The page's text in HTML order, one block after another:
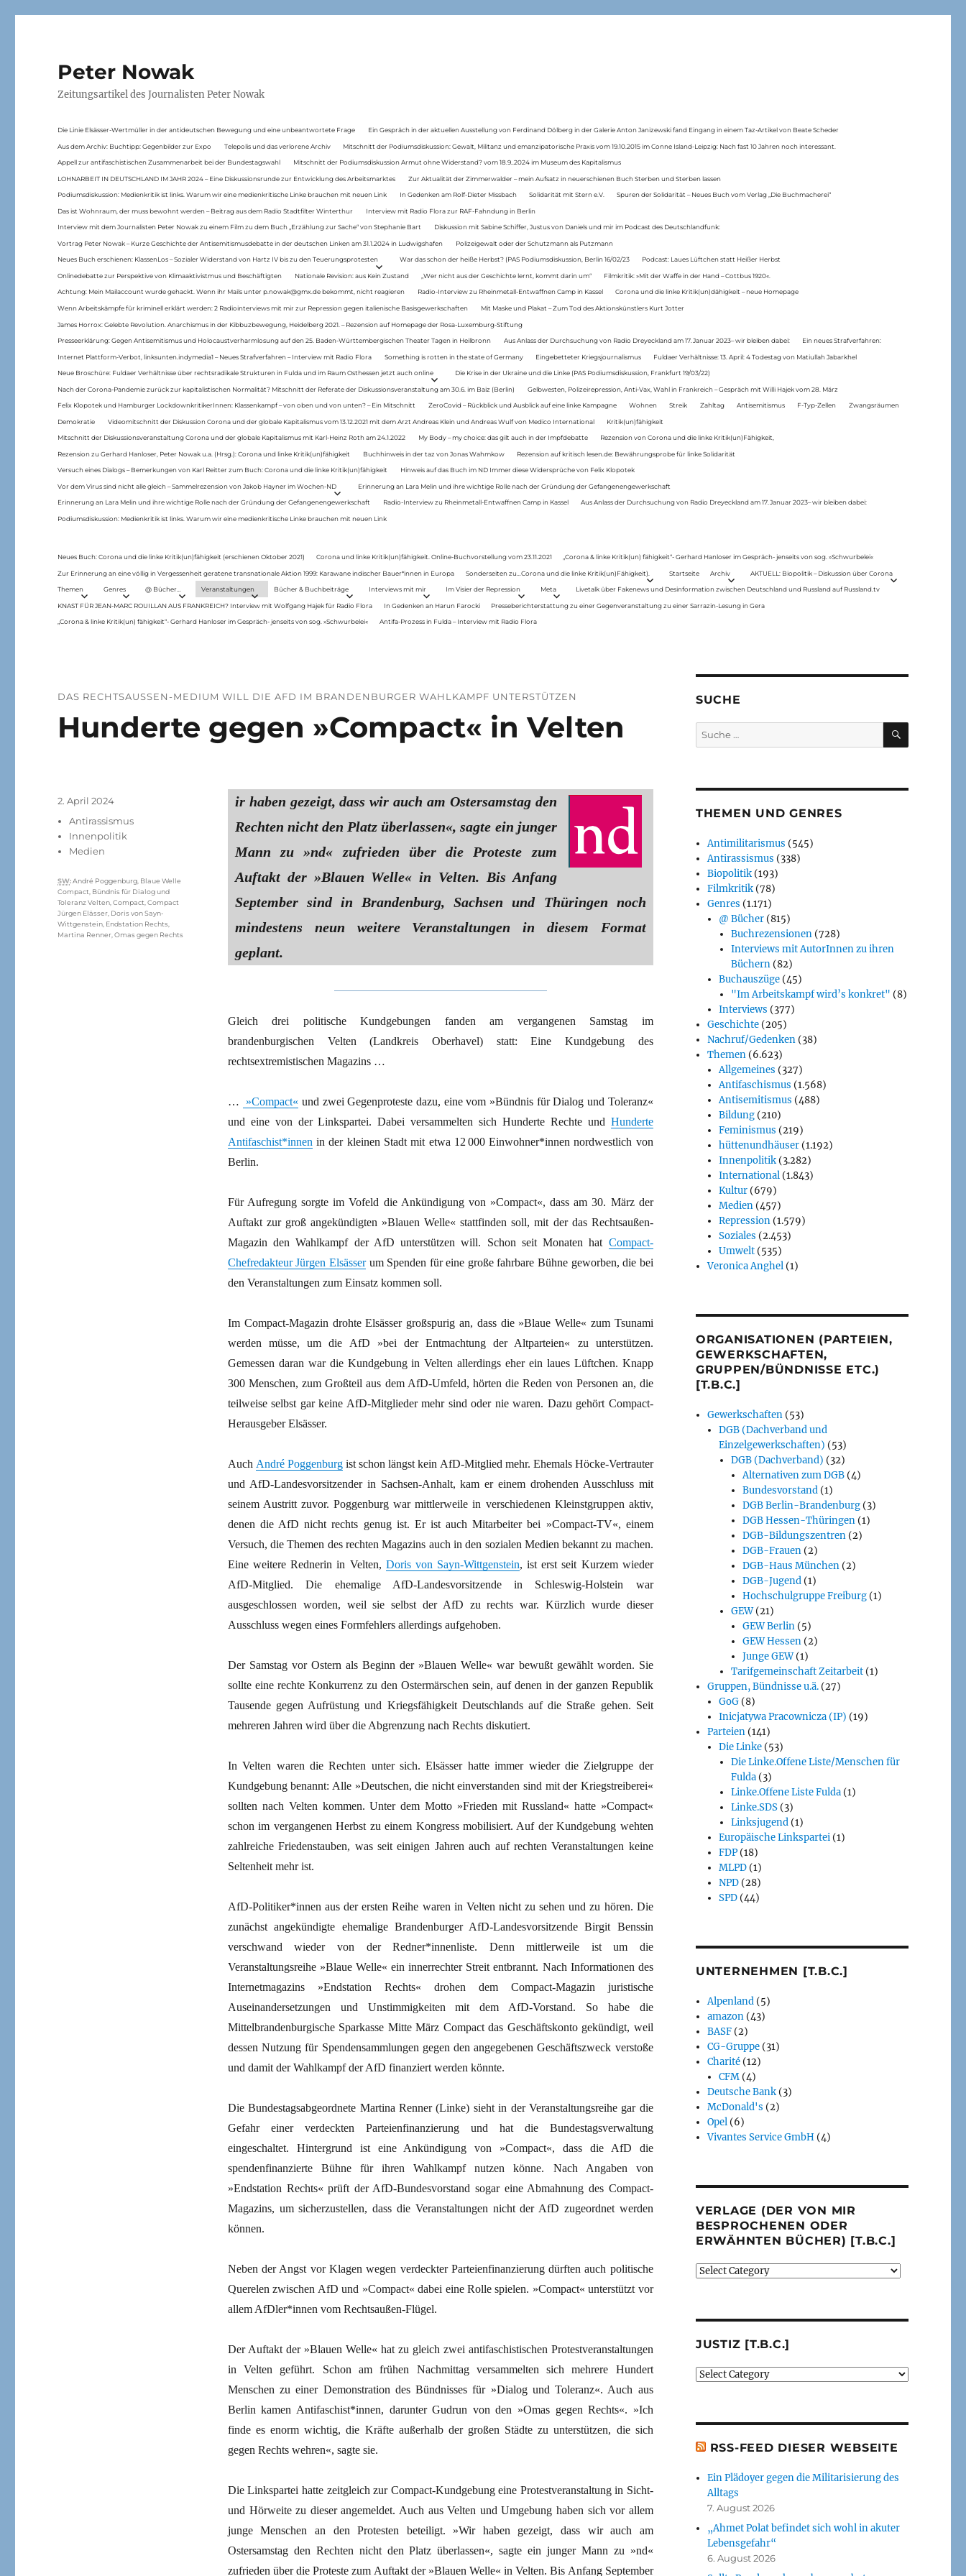
Peter Nowak
Zeitungsartikel des Journalisten Peter Nowak
Die Linie Elsässer-Wertmüller in der antideutschen Bewegung und eine unbeantwortete Frage Ein Gespräch in der aktuellen Ausstellung von Ferdinand Dölberg in der Galerie Anton Janizewski fand Eingang in einem Taz-Artikel von Beate Scheder
Aus dem Archiv: Buchtipp: Gegenbilder zur Expo Telepolis und das verlorene Archiv Mitschnitt der Podiumsdiskussion: Gewalt, Militanz und emanzipatorische Praxis vom 19.10.2015 im Conne Island-Leipzig: Nach fast 10 Jahren noch interessant.
Appell zur antifaschistischen Zusammenarbeit bei der Bundestagswahl Mitschnitt der Podiumsdiskussion Armut ohne Widerstand? vom 18.9..2024 im Museum des Kapitalismus
LOHNARBEIT IN DEUTSCHLAND IM JAHR 2024 – Eine Diskussionsrunde zur Entwicklung des Arbeitsmarktes Zur Aktualität der Zimmerwalder – mein Aufsatz in neuerschienen Buch Sterben und Sterben lassen
Podiumsdiskussion: Medienkritik ist links. Warum wir eine medienkritische Linke brauchen mit neuen Link In Gedenken am Rolf-Dieter Missbach Solidarität mit Stern e.V. Spuren der Solidarität – Neues Buch vom Verlag „Die Buchmacherei“
Das ist Wohnraum, der muss bewohnt werden – Beitrag aus dem Radio Stadtfilter Winterthur Interview mit Radio Flora zur RAF-Fahndung in Berlin
Interview mit dem Journalisten Peter Nowak zu einem Film zu dem Buch „Erzählung zur Sache“ von Stephanie Bart Diskussion mit Sabine Schiffer, Justus von Daniels und mir im Podcast des Deutschlandfunk:
Vortrag Peter Nowak – Kurze Geschichte der Antisemitismusdebatte in der deutschen Linken am 31.1.2024 in Ludwigshafen Polizeigewalt oder der Schutzmann als Putzmann
Neues Buch erschienen: KlassenLos – Sozialer Widerstand von Hartz IV bis zu den Teuerungsprotesten War das schon der heiße Herbst? (PAS Podiumsdiskussion, Berlin 16/02/23 Podcast: Laues Lüftchen statt Heißer Herbst
Onlinedebatte zur Perspektive von Klimaaktivistmus und Beschäftigten Nationale Revision: aus Kein Zustand „Wer nicht aus der Geschichte lernt, kommt darin um“ Filmkritik: »Mit der Waffe in der Hand – Cottbus 1920«.
Achtung: Mein Mailaccount wurde gehackt. Wenn ihr Mails unter p.nowak@gmx.de bekommt, nicht reagieren Radio-Interview zu Rheinmetall-Entwaffnen Camp in Kassel Corona und die linke Kritik(un)dähigkeit – neue Homepage
Wenn Arbeitskämpfe für kriminell erklärt werden: 2 Radiointerviews mit mir zur Repression gegen italienische Basisgewerkschaften Mit Maske und Plakat – Zum Tod des Aktionskünstlers Kurt Jotter
James Horrox: Gelebte Revolution. Anarchismus in der Kibbuzbewegung, Heidelberg 2021. – Rezension auf Homepage der Rosa-Luxemburg-Stiftung
Presseerklärung: Gegen Antisemitismus und Holocaustverharmlosung auf den 25. Baden-Württembergischen Theater Tagen in Heilbronn Aus Anlass der Durchsuchung von Radio Dreyeckland am 17.Januar 2023– wir bleiben dabei: Ein neues Strafverfahren:
Internet Plattform-Verbot, linksunten.indymedia1 – Neues Strafverfahren – Interview mit Radio Flora Something is rotten in the state of Germany Eingebetteter Kriegsjournalismus Fuldaer Verhältnisse: 13. April: 4 Todestag von Matiul­lah Jabarkhel
Neue Broschüre: Fuldaer Verhältnisse über rechtsradikale Strukturen in Fulda und im Raum Osthessen jetzt auch online Die Krise in der Ukraine und die Linke (PAS Podiumsdiskussion, Frankfurt 19/03/22)
Nach der Corona-Pandemie zurück zur kapitalistischen Normalität? Mitschnitt der Referate der Diskussionsveranstaltung am 30.6. im Baiz (Berlin) Gelbwesten, Polizeirepression, Anti-Vax, Wahl in Frankreich – Gespräch mit Willi Hajek vom 28. März
Felix Klopotek und Hamburger LockdownkritikerInnen: Klassenkampf – von oben und von unten? – Ein Mitschnitt ZeroCovid – Rückblick und Ausblick auf eine linke Kampagne Wohnen Streik Zahltag Antisemitismus F-Typ-Zellen Zwangsräumen
Demokratie Videomitschnitt der Diskussion Corona und der globale Kapitalismus vom 13.12.2021 mit dem Arzt Andreas Klein und Andreas Wulf von Medico International Kritik(un)fähigkeit
Mitschnitt der Diskussionsveranstaltung Corona und der globale Kapitalismus mit Karl-Heinz Roth am 24.1.2022 My Body – my choice: das gilt auch in der Impfdebatte Rezension von Corona und die linke Kritik(un)Fähigkeit,
Rezension zu Gerhard Hanloser, Peter Nowak u.a. (Hrsg.): Corona und linke Kritik(un)fähigkeit Buchhinweis in der taz von Jonas Wahmkow Rezension auf kritisch lesen.de: Bewährungsprobe für linke Solidarität
Versuch eines Dialogs – Bemerkungen von Karl Reitter zum Buch: Corona und die linke Kritik(un)fähigkeit Hinweis auf das Buch im ND Immer diese Widersprüche von Felix Klopotek
Vor dem Virus sind nicht alle gleich – Sammelrezension von Jakob Hayner im Wochen-ND Erinnerung an Lara Melin und ihre wichtige Rolle nach der Gründung der Gefangenengewerkschaft
Erinnerung an Lara Melin und ihre wichtige Rolle nach der Gründung der Gefangenengewerkschaft Radio-Interview zu Rheinmetall-Entwaffnen Camp in Kassel Aus Anlass der Durchsuchung von Radio Dreyeckland am 17.Januar 2023– wir bleiben dabei:
Podiumsdiskussion: Medienkritik ist links. Warum wir eine medienkritische Linke brauchen mit neuen Link
Neues Buch: Corona und die linke Kritik(un)fähigkeit (erschienen Oktober 2021) Corona und linke Kritik(un)fähigkeit. Online-Buchvorstellung vom 23.11.2021 „Corona & linke Kritik(un) fähigkeit“- Gerhard Hanloser im Gespräch- jenseits von sog. »Schwurbelei«
Zur Erinnerung an eine völlig in Vergessenheit geratene transnationale Aktion 1999: Karawane indischer Bauer*innen in Europa Sonderseiten zu…Corona und die linke Kritik(un)Fähigkeit). Startseite Archiv AKTUELL: Biopolitik – Diskussion über Corona
Themen Genres @ Bücher… Veranstaltungen Bücher & Buchbeiträge Interviews mit mir Im Visier der Repression Meta Livetalk über Fakenews und Desinformation zwischen Deutschland und Russland auf Russland.tv
KNAST FÜR JEAN-MARC ROUILLAN AUS FRANKREICH? Interview mit Wolfgang Hajek für Radio Flora In Gedenken an Harun Farocki Presseberichterstattung zu einer Gegenveranstaltung zu einer Sarrazin-Lesung in Gera
„Corona & linke Kritik(un) fähigkeit“- Gerhard Hanloser im Gespräch- jenseits von sog. »Schwurbelei« Antifa-Prozess in Fulda – Interview mit Radio Flora
DAS RECHTSAUSSEN-MEDIUM WILL DIE AFD IM BRANDENBURGER WAHLKAMPF UNTERSTÜTZEN
Hunderte gegen »Compact« in Velten
ir haben gezeigt, dass wir auch am Ostersamstag den
Rechten nicht den Platz überlassen«, sagte ein junger
Mann zu »nd« zufrieden über die Proteste zum
Auftakt der »Blauen Welle« in Velten. Bis Anfang
September sind in Brandenburg, Sachsen und Thüringen noch
mindestens neun weitere Veranstaltungen in diesem Format
geplant.
Gleich drei politische Kundgebungen fanden am vergangenen Samstag im
brandenburgischen Velten (Landkreis Oberhavel) statt: Eine Kundgebung des
rechtsextremistischen Magazins …
… »Compact« und zwei Gegenproteste dazu, eine vom »Bündnis für Dialog und Toleranz«
und eine von der Linkspartei. Dabei versammelten sich Hunderte Rechte und Hunderte
Antifaschist*innen in der kleinen Stadt mit etwa 12 000 Einwohner*innen nordwestlich von
Berlin.
Für Aufregung sorgte im Vofeld die Ankündigung von »Compact«, dass am 30. März der
Auftakt zur groß angekündigten »Blauen Welle« stattfinden soll, mit der das Rechtsaußen-
Magazin den Wahlkampf der AfD unterstützen will. Schon seit Monaten hat Compact-
Chefredakteur Jürgen Elsässerum Spenden für eine große fahrbare Bühne geworben, die bei
den Veranstaltungen zum Einsatz kommen soll.
Im Compact-Magazin drohte Elsässer großspurig an, dass die »Blaue Welle« zum Tsunami
werden müsse, um die AfD »bei der Entmachtung der Altparteien« zu unterstützen.
Gemessen daran war die Kundgebung in Velten allerdings eher ein laues Lüftchen. Knapp
300 Menschen, zum Großteil aus dem AfD-Umfeld, hörten die Reden von Personen an, die
teilweise selbst gar keine AfD-Mitglieder mehr sind oder nie waren. Dazu gehört Compact-
Herausgeber Elsässer.
Auch André Poggenburg ist schon längst kein AfD-Mitglied mehr. Ehemals Höcke-Vertrauter
und AfD-Landesvorsitzender in Sachsen-Anhalt, kam er einem drohenden Ausschluss mit
seinem Austritt zuvor. Poggenburg war mittlerweile in verschiedenen Kleinstgruppen aktiv,
denen die AfD nicht rechts genug ist. Er ist auch Mitarbeiter bei »Compact-TV«, einem
Versuch, die Themen des rechten Magazins auch in den sozialen Medien bekannt zu machen.
Eine weitere Rednerin in Velten, Doris von Sayn-Wittgenstein, ist erst seit Kurzem wieder
AfD-Mitglied. Die ehemalige AfD-Landesvorsitzende in Schleswig-Holstein war
ausgeschlossen worden, weil sie selbst der AfD zu rechts war. Kürzlich wurde dieser
Ausschluss wegen eines Formfehlers allerdings aufgehoben.
Der Samstag vor Ostern als Beginn der »Blauen Welle« war bewußt gewählt worden. Sie
sollte eine rechte Konkurrenz zu den Ostermärschen sein, auf denen in der ganzen Republik
Tausende gegen Aufrüstung und Kriegsfähigkeit Deutschlands auf die Straße gehen. Seit
mehreren Jahren wird über die Abgrenzung nach Rechts diskutiert.
In Velten waren die Rechten unter sich. Elsässer hatte immer wieder die Zielgruppe der
Kundgebung benannt: Alle »Deutschen, die nicht einverstanden sind mit der Kriegstreiberei«
sollten nach Velten kommen. Unter dem Motto »Frieden mit Russland« hatte »Compact«
schon im vergangenen Herbst zu einem Kongress mobilisiert. Auf der Kundgebung wehten
zahlreiche Friedenstauben, was seit einigen Jahren auch auf rechten Veranstaltungen keine
Seltenheit mehr ist.
AfD-Politiker*innen aus der ersten Reihe waren in Velten nicht zu sehen und zu hören. Die
zunächst angekündigte ehemalige Brandenburger AfD-Landesvorsitzende Birgit Benssin
verschwand wieder von der Redner*innenliste. Denn mittlerweile ist um die
Veranstaltungsreihe »Blaue Welle« ein innerrechter Streit entbrannt. Nach Informationen des
Internetmagazins »Endstation Rechts« drohen dem Compact-Magazin juristische
Auseinandersetzungen und Unstimmigkeiten mit dem AfD-Vorstand. So habe die
Mittelbrandenburgische Sparkasse Mitte März Compact das Geschäftskonto gekündigt, weil
dessen Nutzung für Spendensammlungen gegen den angegebenen Geschäftszweck verstoße
und damit der Wahlkampf der AfD finanziert werden könnte.
Die Bundestagsabgeordnete Martina Renner (Linke) sieht in der Veranstaltungsreihe gar die
Gefahr einer verdeckten Parteienfinanzierung und hat die Bundestagsverwaltung
eingeschaltet. Hintergrund ist eine Ankündigung von »Compact«, dass die AfD die
spendenfinanzierte Bühne für ihren Wahlkampf nutzen könne. Nach Angaben von
»Endstation Rechts« prüft der AfD-Bundesvorstand sogar eine Abmahnung des Compact-
Magazins, um sicherzustellen, dass die Veranstaltungen nicht der AfD zugeordnet werden
können.
Neben der Angst vor Klagen wegen verdeckter Parteienfinanzierung dürften auch politische
Querelen zwischen AfD und »Compact« dabei eine Rolle spielen. »Compact« unterstützt vor
allem AfDler*innen vom Rechtsaußen-Flügel.
Der Auftakt der »Blauen Welle« hat zu gleich zwei antifaschistischen Protestveranstaltungen
in Velten geführt. Schon am frühen Nachmittag versammelten sich mehrere Hundert
Menschen zu einer Demonstration des Bündnisses für »Dialog und Toleranz«. Auch aus
Berlin kamen Antifaschist*innen, darunter Gudrun von den »Omas gegen Rechts«. »Ich
finde es enorm wichtig, die Kräfte außerhalb der großen Städte zu unterstützen, die sich
gegen Rechts wehren«, sagte sie.
Die Linkspartei hatte zeitgleich zur Compact-Kundgebung eine Protestveranstaltung in Sicht-
und Hörweite zu dieser angemeldet. Auch aus Velten und Umgebung haben sich vor allem
junge Menschen an den Protesten beteiligt. »Wir haben gezeigt, dass wir auch am
Ostersamstag den Rechten nicht den Platz überlassen«, sagte ein junger Mann zu »nd«
zufrieden über die Proteste zum Auftakt der »Blauen Welle« in Velten. Bis Anfang September
Veröffentlicht
2. April 2024
Kategorien
Antirassismus
Innenpolitik
Medien
Schlagwörter
SW:André Poggenburg Blaue Welle
Compact Bündnis für Dialog und
Toleranz Velten ,Compact ,Compact
Jürgen Elässer Doris von Sayn-
Wittgenstein Endstation Rechts
Martina Renner ,Omas gegen Rechts
SUCHE
Suche
nach:
SUCHEN
THEMEN UND GENRES
Antimilitarismus (545)
Antirassismus (338)
Biopolitik (193)
Filmkritik (78)
Genres (1.171)
@ Bücher (815)
Buchrezensionen(728)
Interviews mit AutorInnen zu ihren
Büchern(82)
Buchauszüge (45)
"Im Arbeitskampf wird’s konkret" (8)
Interviews (377)
Geschichte (205)
Nachruf/Gedenken (38)
Themen (6.623)
Allgemeines (327)
Antifaschismus (1.568)
Antisemitismus (488)
Bildung (210)
Feminismus (219)
hüttenundhäuser (1.192)
Innenpolitik (3.282)
International (1.843)
Kultur (679)
Medien (457)
Repression (1.579)
Soziales (2.453)
Umwelt (535)
Veronica Anghel (1)
ORGANISATIONEN (PARTEIEN,
GEWERKSCHAFTEN,
GRUPPEN/BÜNDNISSE ETC.)
[T.B.C.]
Gewerkschaften (53)
DGB (Dachverband und
Einzelgewerkschaften) (53)
DGB (Dachverband) (32)
Alternativen zum DGB(4)
Bundesvorstand(1)
DGB Berlin-Brandenburg(3)
DGB Hessen-Thüringen(1)
DGB-Bildungszentren(2)
DGB-Frauen(2)
DGB-Haus München(2)
DGB-Jugend(1)
Hochschulgruppe Freiburg(1)
GEW(21)
GEW Berlin(5)
GEW Hessen(2)
Junge GEW(1)
Tarifgemeinschaft Zeitarbeit(1)
Gruppen, Bündnisse u.ä. (27)
GoG (8)
Inicjatywa Pracownicza (IP) (19)
Parteien (141)
Die Linke (53)
Die Linke.Offene Liste/Menschen für
Fulda(3)
Linke.Offene Liste Fulda(1)
Linke.SDS(3)
Linksjugend(1)
Europäische Linkspartei (1)
FDP (18)
MLPD (1)
NPD (28)
SPD (44)
UNTERNEHMEN [T.B.C.]
Alpenland (5)
amazon (43)
BASF (2)
CG-Gruppe (31)
Charité (12)
CFM (4)
Deutsche Bank (3)
McDonald's (2)
Opel (6)
Vivantes Service GmbH (4)
VERLAGE (DER VON MIR
BESPROCHENEN ODER
ERWÄHNTEN BÜCHER) [T.B.C.]
Verlage
oder
Bücher)
JUSTIZ [T.B.C.]
Justiz
RSS-FEED DIESER WEBSEITE
Ein Plädoyer gegen die Militarisierung des
Alltags
7. August 2026
„Ahmet Polat befindet sich wohl in akuter
Lebensgefahr“
6. August 2026